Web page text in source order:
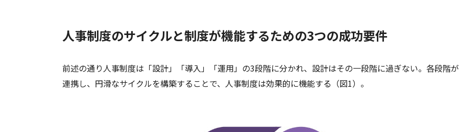
人事制度のサイクルと制度が機能するための3つの成功要件
前述の通り人事制度は「設計」「導入」「運用」の3段階に分かれ、設計はその一段階に過ぎない。各段階が
連携し、円滑なサイクルを構築することで、人事制度は効果的に機能する（図1）。